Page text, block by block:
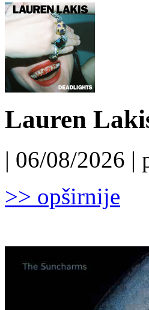
Lauren
| 06/08/2026 |
>> opširnije